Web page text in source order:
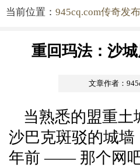
当前位置： 945cq.com传奇发
重回玛法：沙
文章作者：
当熟悉的盟重
沙巴克斑驳的城
年前 —— 那个网